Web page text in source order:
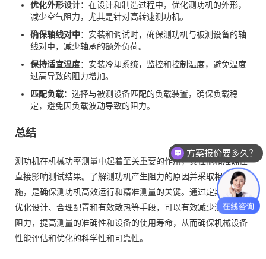
优化外形设计：在设计和制造过程中，优化测功机的外形，
减少空气阻力，尤其是针对高转速测功机。
确保轴线对中：安装和调试时，确保测功机与被测设备的轴
线对中，减少轴承的额外负荷。
保持适宜温度：安装冷却系统，监控和控制温度，避免温度
过高导致的阻力增加。
匹配负载：选择与被测设备匹配的负载装置，确保负载稳
定，避免因负载波动导致的阻力。
总结
测功机在机械功率测量中起着至关重要的作用，其性能和准确性
直接影响测试结果。了解测功机产生阻力的原因并采取相应的措
施，是确保测功机高效运行和精准测量的关键。通过定期维护、
优化设计、合理配置和有效散热等手段，可以有效减少测功机的
阻力，提高测量的准确性和设备的使用寿命，从而确保机械设备
性能评估和优化的科学性和可靠性。
方案报价要多久？